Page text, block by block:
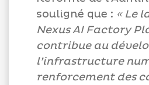
souligné que : « Le
Nexus AI Factory
contribue au
l’infrastructure
renforcement des